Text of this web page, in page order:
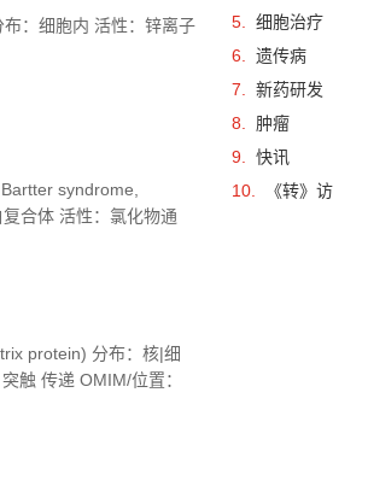
：细胞内 活性：锌离子
syndrome,
合体 活性：氯化物通
protein) 分布：核|细
触 传递 OMIM/位置：
5.
细胞治疗
6.
遗传病
7.
新药研发
8.
肿瘤
9.
快讯
10.
《转》访